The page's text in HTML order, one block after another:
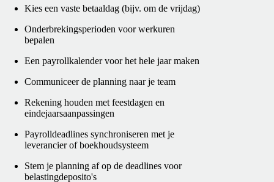
Kies een vaste betaaldag (bijv. om de vrijdag)
Onderbrekingsperioden voor werkuren
bepalen
Een payrollkalender voor het hele jaar maken
Communiceer de planning naar je team
Rekening houden met feestdagen en
eindejaarsaanpassingen
Payrolldeadlines synchroniseren met je
leverancier of boekhoudsysteem
Stem je planning af op de deadlines voor
belastingdeposito's